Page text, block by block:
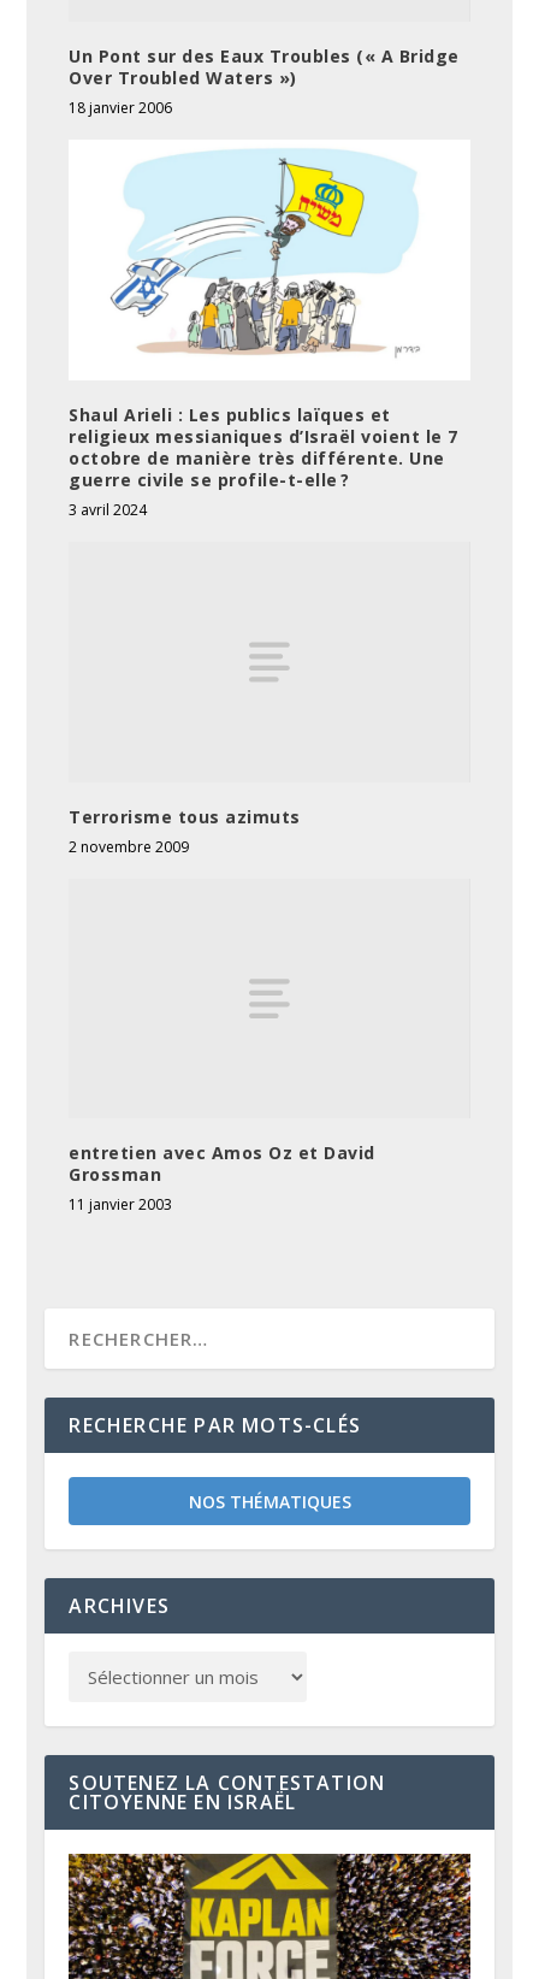
Un Pont sur des Eaux Troubles (« A Bridge
Over Troubled Waters »)
18 janvier 2006
Shaul Arieli : Les publics laïques et
religieux messianiques d’Israël voient le 7
octobre de manière très différente. Une
guerre civile se profile-t-elle ?
3 avril 2024
Terrorisme tous azimuts
2 novembre 2009
entretien avec Amos Oz et David
Grossman
11 janvier 2003
RECHERCHE PAR MOTS-CLÉS
NOS THÉMATIQUES
ARCHIVES
SOUTENEZ LA CONTESTATION
CITOYENNE EN ISRAËL